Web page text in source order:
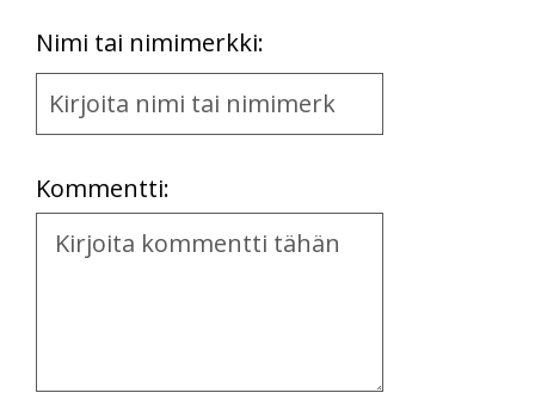
Nimi tai nimimerkki:
Name
and
Kommentti:
Kommentti